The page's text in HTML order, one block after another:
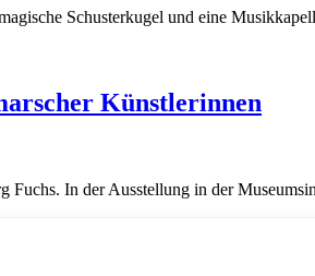
Schusterkugel und eine
Künstlerinnen
Fuchs. In der Ausstellung in der